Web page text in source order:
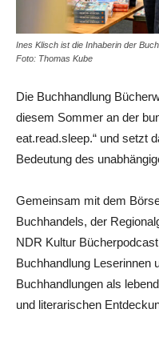
Ines Klisch ist die Inhaberin der
Foto: Thomas Kube
Die Buchhandlung
diesem Sommer an der
eat.read.sleep.“ und setzt
Bedeutung des
Gemeinsam mit dem
Buchhandels, der
NDR Kultur
Buchhandlung Leserinnen
Buchhandlungen als
und literarischen